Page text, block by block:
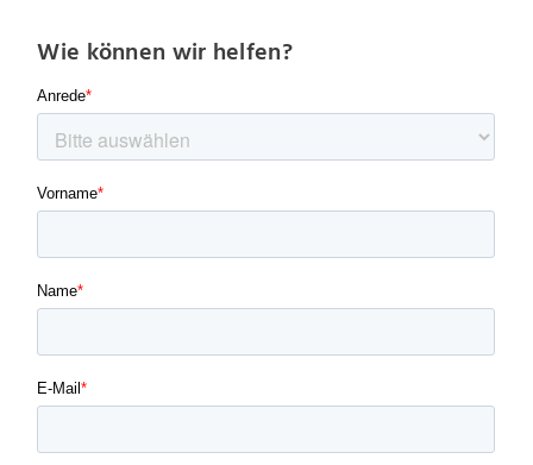
Wie können wir helfen?